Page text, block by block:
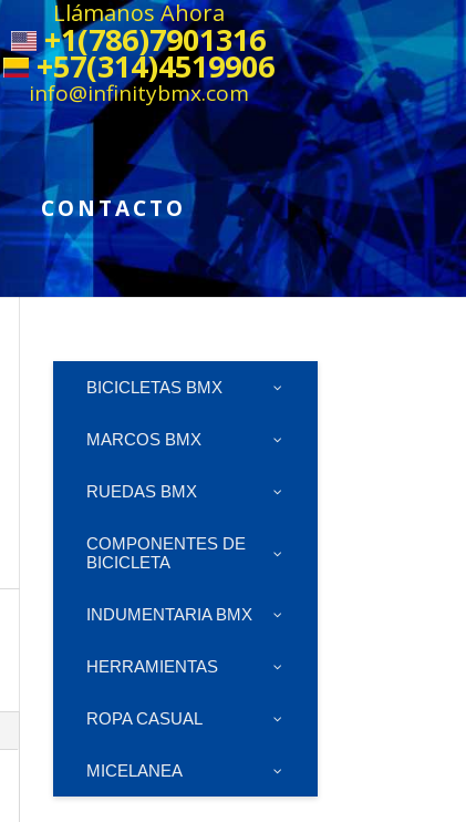
Llámanos Ahora
+1(786)7901316
+57(314)4519906
info@infinitybmx.com
CONTACTO
BICICLETAS BMX
MARCOS BMX
RUEDAS BMX
COMPONENTES DE
BICICLETA
INDUMENTARIA BMX
HERRAMIENTAS
ROPA CASUAL
MICELANEA